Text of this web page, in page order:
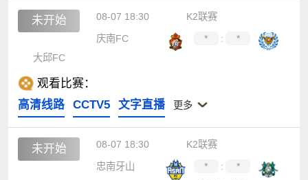
未开始 08-07 18:30
K2联赛
庆南FC
* :
*
大邱FC
观看比赛：
高清线路
CCTV5 文字直播 更多
未开始 08-07 18:30
K2联赛
忠南牙山
* :
*